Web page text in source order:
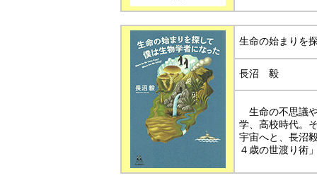
生命の始まりを
長沼 毅
生命の不思議
学、高校時代。
宇宙へと、長沼
４歳の世渡り術